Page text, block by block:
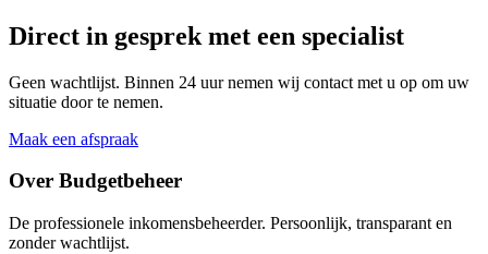
Direct in gesprek met een specialist
Geen wachtlijst. Binnen 24 uur nemen wij contact met u op om uw
situatie door te nemen.
Maak een afspraak
Over Budgetbeheer
De professionele inkomensbeheerder. Persoonlijk, transparant en
zonder wachtlijst.